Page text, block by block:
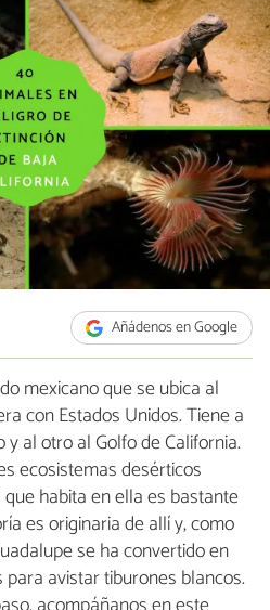
Añádenos en Google
mexicano que se ubica al
con Estados Unidos. Tiene a
al otro al Golfo de California.
ecosistemas desérticos
habita en ella es bastante
es originaria de allí y, como
se ha convertido en
avistar tiburones blancos.